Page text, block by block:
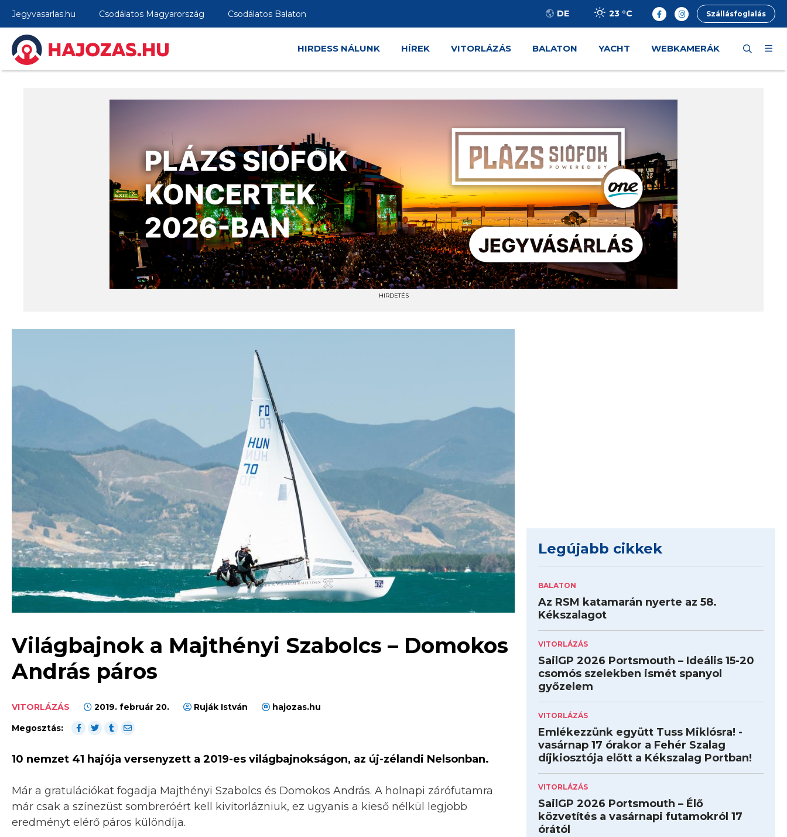
Jegyvasarlas.hu Csodálatos Magyarország Csodálatos Balaton DE 23 °C Szállásfoglalás
HIRDESS NÁLUNK HÍREK VITORLÁZÁS BALATON YACHT WEBKAMERÁK
HIRDETÉS
Világbajnok a Majthényi Szabolcs – Domokos
András páros
VITORLÁZÁS 2019. február 20. Ruják István
hajozas.hu
Megosztás:
10 nemzet 41 hajója versenyzett a 2019-es világbajnokságon, az új-zélandi Nelsonban.
Már a gratulációkat fogadja Majthényi Szabolcs és Domokos András. A holnapi zárófutamra
már csak a színezüst sombreróért kell kivitorlázniuk, ez ugyanis a kieső nélkül legjobb
eredményt elérő páros különdíja.
Legújabb cikkek
BALATON
Az RSM katamarán nyerte az 58.
Kékszalagot
VITORLÁZÁS
SailGP 2026 Portsmouth – Ideális 15-20
csomós szelekben ismét spanyol
győzelem
VITORLÁZÁS
Emlékezzünk együtt Tuss Miklósra! -
vasárnap 17 órakor a Fehér Szalag
díjkiosztója előtt a Kékszalag Portban!
VITORLÁZÁS
SailGP 2026 Portsmouth – Élő
közvetítés a vasárnapi futamokról 17
órától